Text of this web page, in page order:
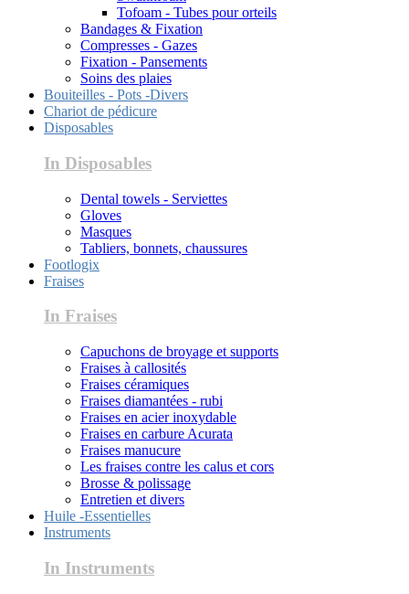
Tofoam - Tubes pour orteils
Bandages & Fixation
Compresses - Gazes
Fixation - Pansements
Soins des plaies
Bouiteilles - Pots -Divers
Chariot de pédicure
Disposables
In Disposables
Dental towels - Serviettes
Gloves
Masques
Tabliers, bonnets, chaussures
Footlogix
Fraises
In Fraises
Capuchons de broyage et supports
Fraises à callosités
Fraises céramiques
Fraises diamantées - rubi
Fraises en acier inoxydable
Fraises en carbure Acurata
Fraises manucure
Les fraises contre les calus et cors
Brosse & polissage
Entretien et divers
Huile -Essentielles
Instruments
In Instruments